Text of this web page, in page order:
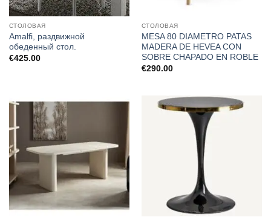
СТОЛОВАЯ
Amalfi, раздвижной
обеденный стол.
€425.00
СТОЛОВАЯ
MESA 80 DIAMETRO PATAS
MADERA DE HEVEA CON
SOBRE CHAPADO EN ROBLE
€290.00